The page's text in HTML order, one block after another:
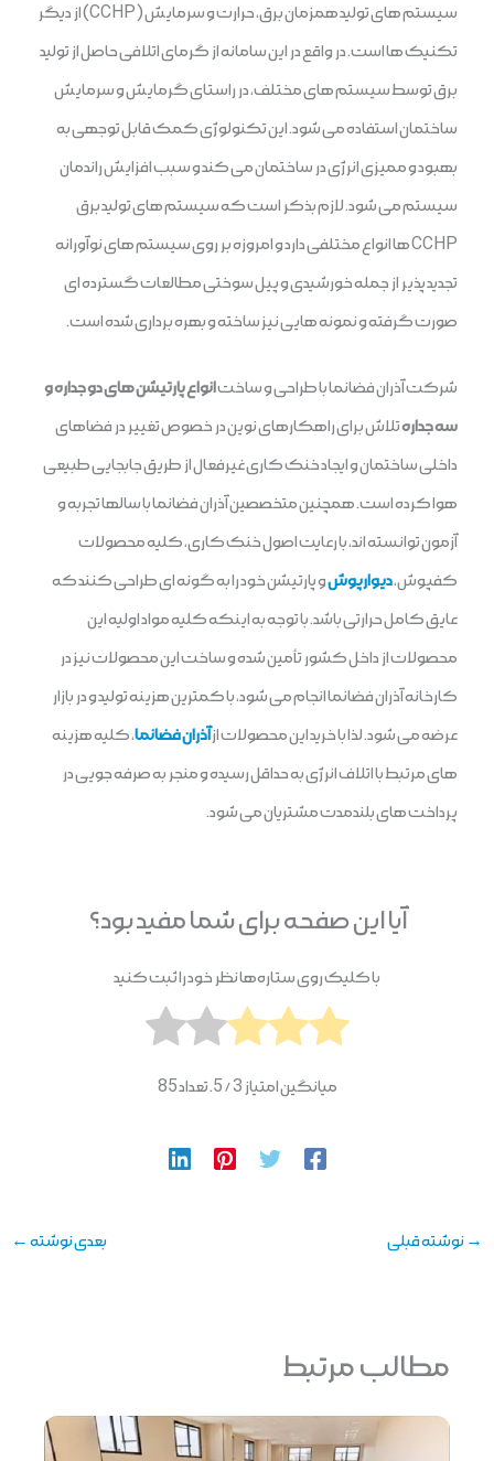
سیستم های تولید همزمان برق، حرارت و سرمایش (CCHP) از دیگر
تکنیک ها است. در واقع در این سامانه از گرمای اتلافی حاصل از تولید
برق توسط سیستم های مختلف، در راستای گرمایش و سرمایش
ساختمان استفاده می شود. این تکنولوژی کمک قابل توجهی به
بهبود و ممیزی انرژی در ساختمان می کند و سبب افزایش راندمان
سیستم می شود. لازم بذکر است که سیستم های تولید برق
CCHP ها انواع مختلفی دارد و امروزه بر روی سیستم های نوآورانه
تجدید پذیر از جمله خورشیدی و پیل سوختی مطالعات گسترده ای
صورت گرفته و نمونه هایی نیز ساخته و بهره برداری شده است.
شرکت آذران فضانما با طراحی و ساختانواع پارتیشن های دو جداره و
سه جدارهتلاش برای راهکارهای نوین در خصوص تغییر در فضاهای
داخلی ساختمان و ایجاد خنک کاری غیرفعال از طریق جابجایی طبیعی
هوا کرده است. همچنین متخصصین آذران فضانما با سالها تجربه و
آزمون توانسته اند، با رعایت اصول خنک کاری، کلیه محصولات
کفپوش،دیوارپوشو پارتیشن خود را به گونه ای طراحی کنند که
عایق کامل حرارتی باشد. با توجه به اینکه کلیه مواد اولیه این
محصولات از داخل کشور تأمین شده و ساخت این محصولات نیز در
کارخانه آذران فضانما انجام می شود، با کمترین هزینه تولید و در بازار
عرضه می شود. لذا با خرید این محصولات ازآذران فضانما، کلیه هزینه
های مرتبط با اتلاف انرژی به حداقل رسیده و منجر به صرفه جویی در
پرداخت های بلندمدت مشتریان می شود.
آیا این صفحه برای شما مفید بود؟
با کلیک روی ستاره‌ها نظر خود را ثبت کنید
میانگین امتیاز 3/ 5. تعداد 85
→ نوشته قبلی بعدی نوشته ←
مطالب مرتبط